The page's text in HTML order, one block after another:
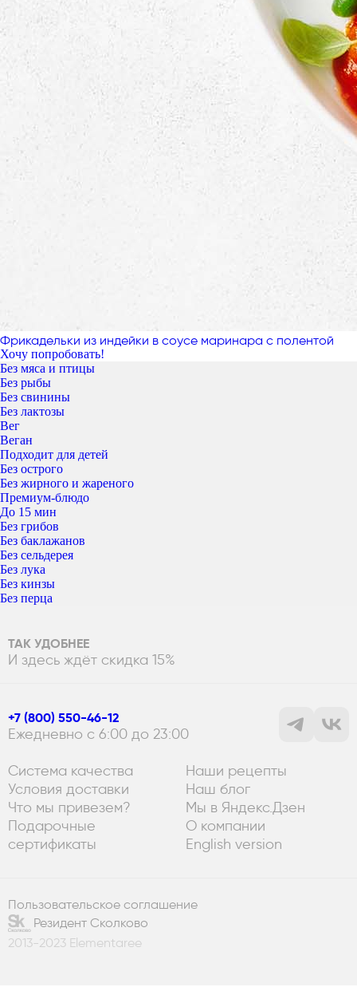
Фрикадельки из индейки в соусе маринара с полентой
Хочу попробовать!
Без мяса и птицы
Без рыбы
Без свинины
Без лактозы
Вег
Веган
Подходит для детей
Без острого
Без жирного и жареного
Премиум-блюдо
До 15 мин
Без грибов
Без баклажанов
Без сельдерея
Без лука
Без кинзы
Без перца
ТАК УДОБНЕЕ
И здесь ждёт скидка 15%
+7 (800) 550-46-12
Ежедневно с 6:00 до 23:00
Система качества
Условия доставки
Что мы привезем?
Подарочные
сертификаты
Наши рецепты
Наш блог
Мы в Яндекс.Дзен
О компании
English version
Пользовательское соглашение
Резидент Сколково
2013-2023 Elementaree